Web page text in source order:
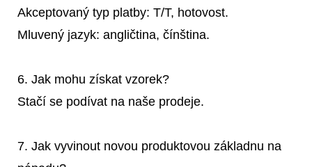
Akceptovaný typ platby: T/T, hotovost.
Mluvený jazyk: angličtina, čínština.
6. Jak mohu získat vzorek?
Stačí se podívat na naše prodeje.
7. Jak vyvinout novou produktovou základnu na